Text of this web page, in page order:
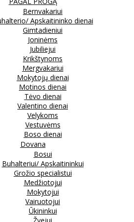
Bernvakariui
Apskaitininko dienai
Gimtadieniui
Joninėms
Jubiliejui
Krikštynoms
Mergvakariui
Mokytojų dienai
Motinos dienai
Tėvo dienai
Valentino dienai
Velykoms
Vestuvėms
Boso dienai
Dovana
Bosui
Buhalteriui/ Apskaitininkui
Grožio specialistui
Medžiotojui
Mokytojui
Vairuotojui
Ūkininkui
Žvejui